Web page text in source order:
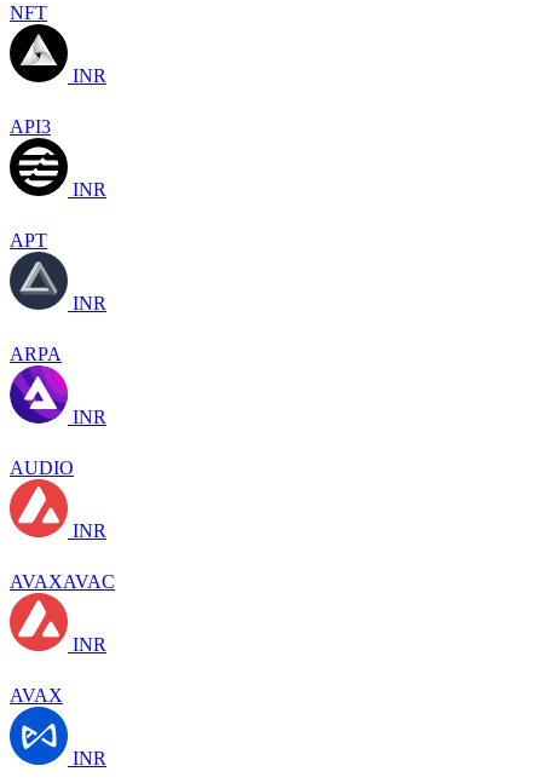
NFT
INR
API3
INR
APT
INR
ARPA
INR
AUDIO
INR
AVAXAVAC
INR
AVAX
INR